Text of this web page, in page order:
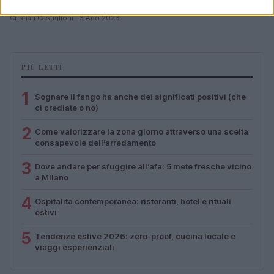
Cristian Castiglioni · 6 Ago 2026
PIÙ LETTI
1
Sognare il fango ha anche dei significati positivi (che
ci crediate o no)
2 Come valorizzare la zona giorno attraverso una scelta
consapevole dell’arredamento
3 Dove andare per sfuggire all’afa: 5 mete fresche vicino
a Milano
4 Ospitalità contemporanea: ristoranti, hotel e rituali
estivi
5 Tendenze estive 2026: zero-proof, cucina locale e
viaggi esperienziali